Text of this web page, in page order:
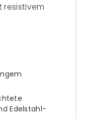
resistivem
Edelstahl-